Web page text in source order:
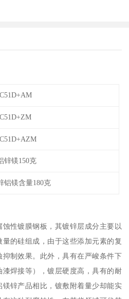
锌镁150克
铝镁含量180克
性镀膜钢板，其镀锌层成分主要以
的硅组成，由于这些添加元素的复
制效果。此外，具有在严峻条件下
焊接等），镀层硬度高，具有的耐
锌产品相比，镀敷附着量少却能实